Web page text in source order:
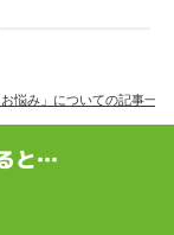
お悩み」についての記事一覧
と…